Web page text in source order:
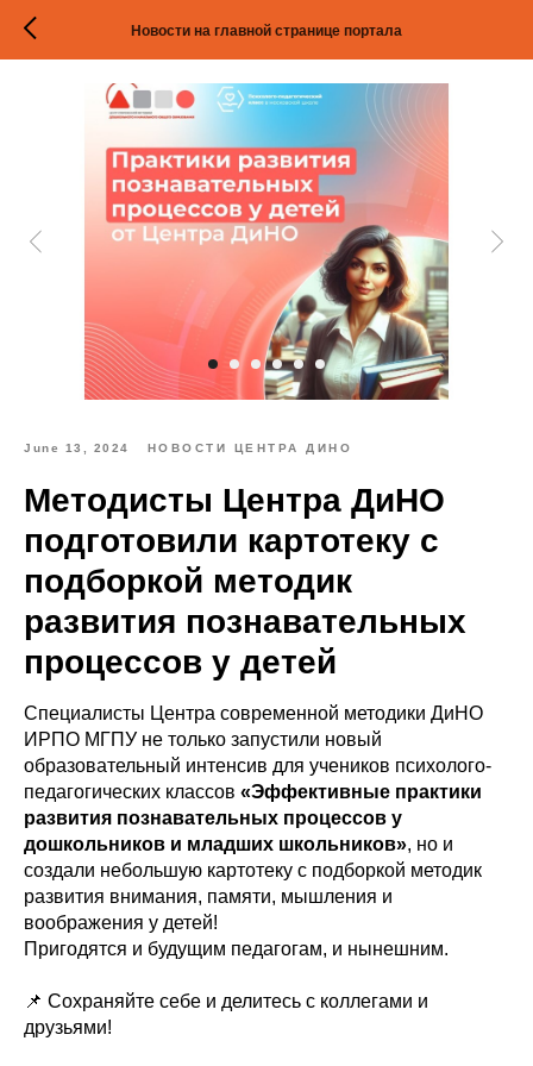
Новости на главной странице портала
June 13, 2024 НОВОСТИ ЦЕНТРА ДИНО
Методисты Центра ДиНО
подготовили картотеку с
подборкой методик
развития познавательных
процессов у детей
Специалисты Центра современной методики ДиНО
ИРПО МГПУ не только запустили новый
образовательный интенсив для учеников психолого-
педагогических классов «Эффективные практики
развития познавательных процессов у
дошкольников и младших школьников», но и
создали небольшую картотеку с подборкой методик
развития внимания, памяти, мышления и
воображения у детей!
Пригодятся и будущим педагогам, и нынешним.
📌 Сохраняйте себе и делитесь с коллегами и
друзьями!